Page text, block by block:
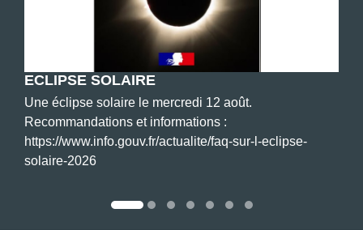
ECLIPSE SOLAIRE
Une éclipse solaire le mercredi 12 août.
Recommandations et informations :
https://www.info.gouv.fr/actualite/faq-sur-l-eclipse-
solaire-2026